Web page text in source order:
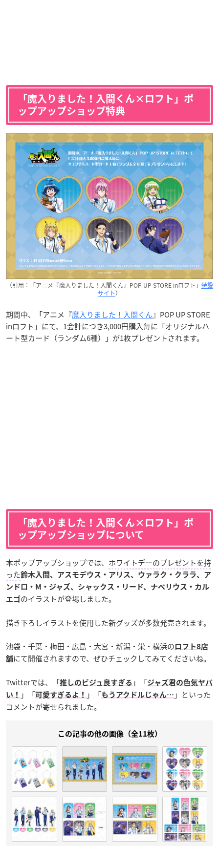
「魔入りました！入間くん×ロフト」ポ
ップアップショップ特典
（引用：「アニメ『魔入りました！入間くん』POP UP STORE inロフト」 特設
サイト）
期間中、「アニメ『魔入りました！入間くん』POP UP STORE
inロフト」にて、1会計につき3,000円購入毎に「オリジナルハ
ート型カード（ランダム6種）」が1枚プレゼントされます。
「魔入りました！入間くん×ロフト」ポ
ップアップショップについて
本ポップアップショップでは、 ホワイトデーのプレゼントを持
った鈴木入間、アスモデウス・アリス、ウァラク・クララ、ア
ンドロ・M・ジャズ、シャックス・リード、ナベリウス・カル
エゴのイラストが登場しました。
描き下ろしイラストを使用した新グッズが多数発売されます。
池袋・千葉・梅田・広島・大宮・新潟・栄・横浜の ロフト8店
舗にて開催されますので、ぜひチェックしてみてくださいね。
Twitterでは、「推しのビジュ良すぎる 」「ジャズ君の色気ヤバ
い！
」「可愛すぎるよ！ 」「もうアクドルじゃん… 」といった
コメントが寄せられました。
この記事の他の画像（全11枚）